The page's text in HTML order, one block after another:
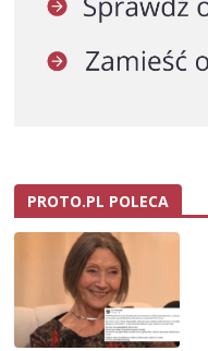
PROTO.PL POLECA